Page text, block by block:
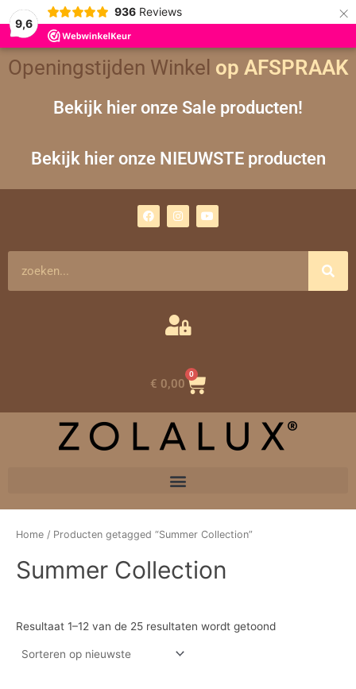
9,6
936 Reviews ×
Openingstijden Winkel op AFSPRAAK
Bekijk hier onze Sale producten!
Bekijk hier onze NIEUWSTE producten
a
c
n
s
m
o
u
€ 0,00
0
Winkelwagen
Home / Producten getagged “Summer Collection”
Summer Collection
Resultaat 1–12 van de 25 resultaten wordt getoond
Gesorteerd
op
nieuwste